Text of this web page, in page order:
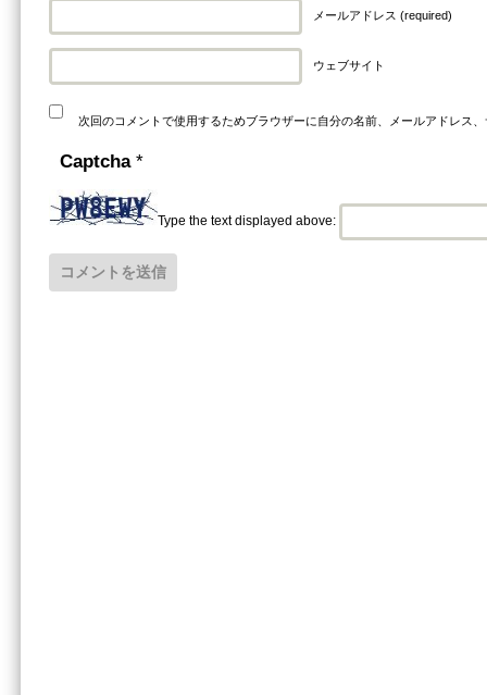
メールアドレス (required)
ウェブサイト
次回のコメントで使用するためブラウザーに自分の名前、メールアドレス
Captcha *
Type the text displayed above: